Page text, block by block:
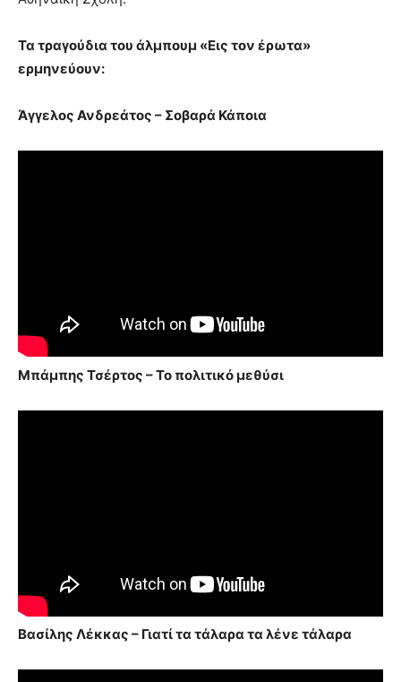
Τα τραγούδια του άλμπουμ «Εις τον έρωτα»
ερμηνεύουν:
Άγγελος Ανδρεάτος – Σοβαρά Κάποια
Μπάμπης Τσέρτος – Το πολιτικό μεθύσι
Βασίλης Λέκκας – Γιατί τα τάλαρα τα λένε τάλαρα